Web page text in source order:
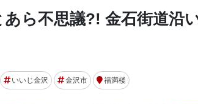
あら不思議?! 金石街道沿
いいじ金沢 金沢市 福満楼